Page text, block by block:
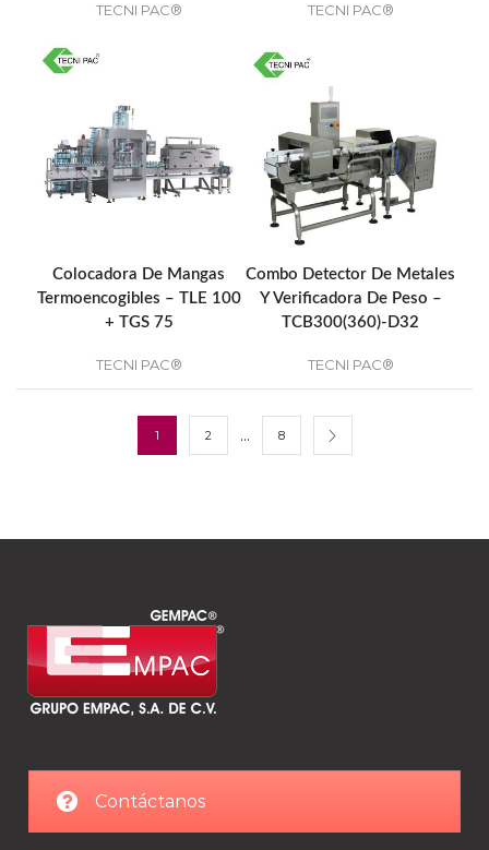
TECNI PAC® TECNI PAC®
Colocadora De Mangas
Termoencogibles – TLE 100
+ TGS 75
TECNI PAC®
Combo Detector De Metales
Y Verificadora De Peso –
TCB300(360)-D32
TECNI PAC®
1 2 … 8
Contáctanos